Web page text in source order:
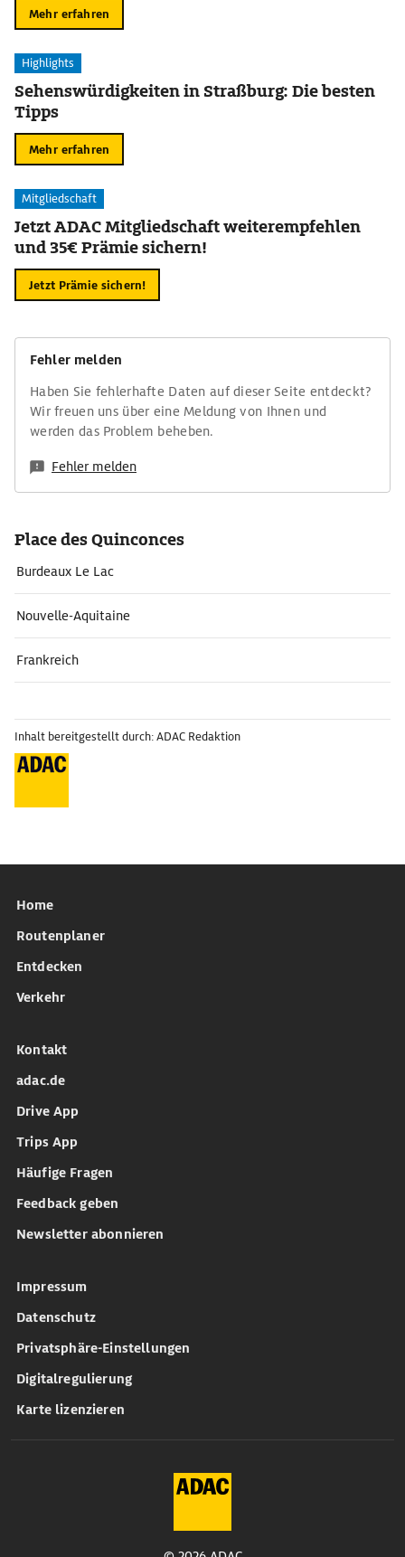
Mehr erfahren
Highlights
Sehenswürdigkeiten in Straßburg: Die besten
Tipps
Mehr erfahren
Mitgliedschaft
Jetzt ADAC Mitgliedschaft weiterempfehlen
und 35€ Prämie sichern!
Jetzt Prämie sichern!
Fehler melden
Haben Sie fehlerhafte Daten auf dieser Seite entdeckt?
Wir freuen uns über eine Meldung von Ihnen und
werden das Problem beheben.
Fehler melden
Place des Quinconces
Burdeaux Le Lac
Nouvelle-Aquitaine
Frankreich
Inhalt bereitgestellt durch: ADAC Redaktion
Home
Routenplaner
Entdecken
Verkehr
Kontakt
adac.de
Drive App
Trips App
Häufige Fragen
Feedback geben
Newsletter abonnieren
Impressum
Datenschutz
Privatsphäre-Einstellungen
Digitalregulierung
Karte lizenzieren